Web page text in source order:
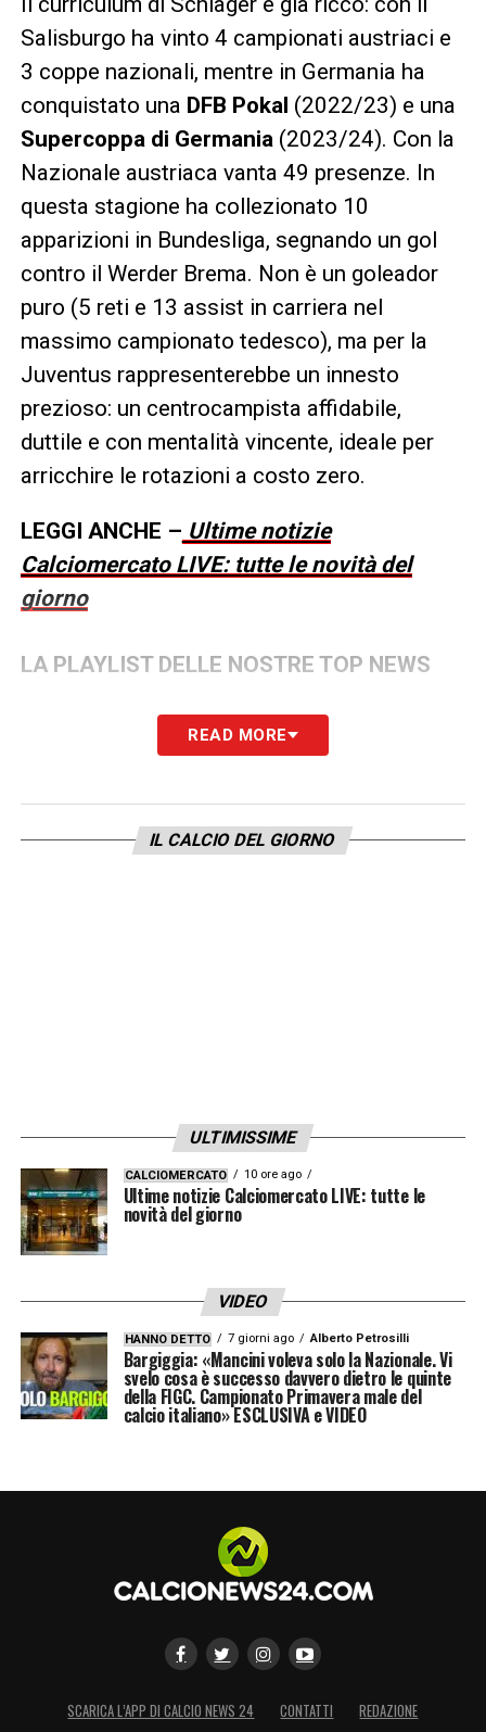
Salisburgo ha vinto 4 campionati austriaci e
3 coppe nazionali, mentre in Germania ha
conquistato una DFB Pokal (2022/23) e una
Supercoppa di Germania (2023/24). Con la
Nazionale austriaca vanta 49 presenze. In
questa stagione ha collezionato 10
apparizioni in Bundesliga, segnando un gol
contro il Werder Brema. Non è un goleador
puro (5 reti e 13 assist in carriera nel
massimo campionato tedesco), ma per la
Juventus rappresenterebbe un innesto
prezioso: un centrocampista affidabile,
duttile e con mentalità vincente, ideale per
arricchire le rotazioni a costo zero.
LEGGI ANCHE – Ultime notizie
Calciomercato LIVE: tutte le novità del
giorno
LA PLAYLIST DELLE NOSTRE TOP NEWS
READ MORE
IL CALCIO DEL GIORNO
ULTIMISSIME
CALCIOMERCATO 10 ore ago
Ultime notizie Calciomercato LIVE: tutte le
novità del giorno
VIDEO
HANNO DETTO 7 giorni ago Alberto Petrosilli
Bargiggia: «Mancini voleva solo la Nazionale. Vi
svelo cosa è successo davvero dietro le quinte
della FIGC. Campionato Primavera male del
calcio italiano» ESCLUSIVA e VIDEO
SCARICA L’APP DI CALCIO NEWS 24 CONTATTI
REDAZIONE